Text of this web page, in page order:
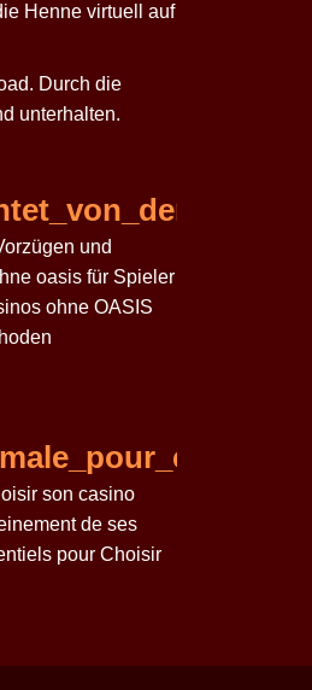
Henne virtuell auf
. Durch die
unterhalten.
und
oasis für Spieler
ohne OASIS
son casino
de ses
pour Choisir